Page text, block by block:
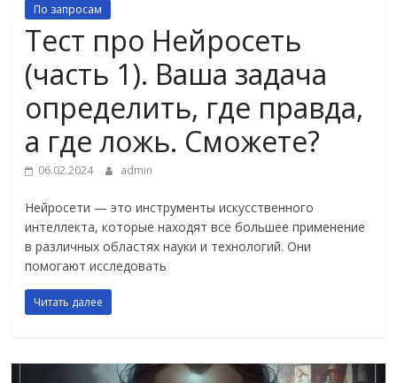
По запросам
Тест про Нейросеть
(часть 1). Ваша задача
определить, где правда,
а где ложь. Сможете?
06.02.2024 admin
Нейросети — это инструменты искусственного
интеллекта, которые находят все большее применение
в различных областях науки и технологий. Они
помогают исследовать
Читать далее